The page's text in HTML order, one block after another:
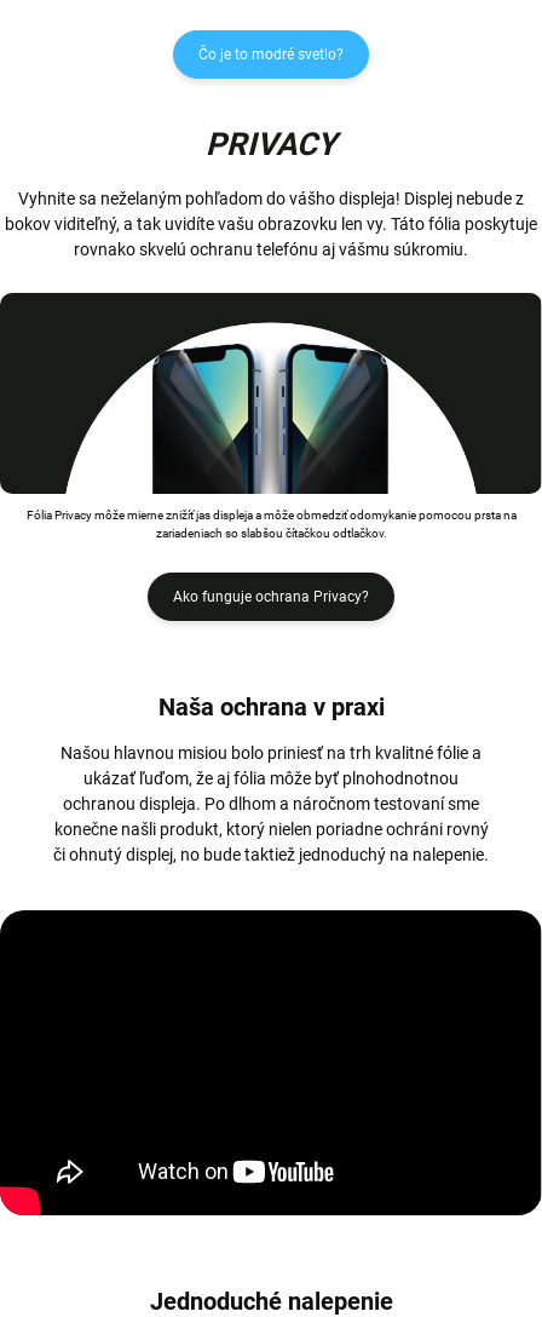
Čo je to modré svetlo?
PRIVACY
Vyhnite sa neželaným pohľadom do vášho displeja! Displej nebude z
bokov viditeľný, a tak uvidíte vašu obrazovku len vy. Táto fólia poskytuje
rovnako skvelú ochranu telefónu aj vášmu súkromiu.
Fólia Privacy môže mierne znižíť jas displeja a môže obmedziť odomykanie pomocou prsta na
zariadeniach so slabšou čítačkou odtlačkov.
Ako funguje ochrana Privacy?
Naša ochrana v praxi
Našou hlavnou misiou bolo priniesť na trh kvalitné fólie a
ukázať ľuďom, že aj fólia môže byť plnohodnotnou
ochranou displeja. Po dlhom a náročnom testovaní sme
konečne našli produkt, ktorý nielen poriadne ochráni rovný
či ohnutý displej, no bude taktiež jednoduchý na nalepenie.
Jednoduché nalepenie